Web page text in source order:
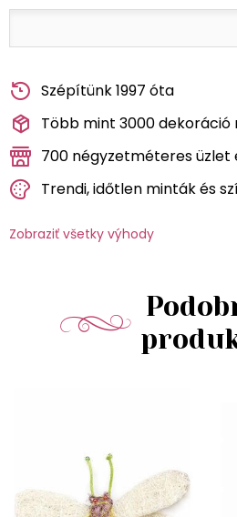
Szépítünk 1997 óta
Több mint 3000
700 négyzetméteres
Trendi, időtlen minták és
Zobraziť všetky výhody